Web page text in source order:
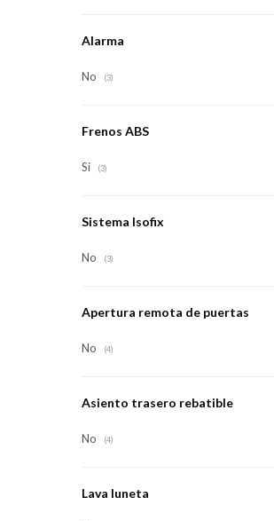
Alarma
No (3)
Frenos ABS
Si (3)
Sistema Isofix
No (3)
Apertura remota de puertas
No (4)
Asiento trasero rebatible
No (4)
Lava luneta